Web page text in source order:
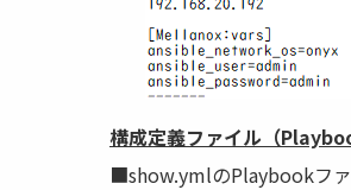
構成定義ファイル（
■show.ymlのPlaybookフ